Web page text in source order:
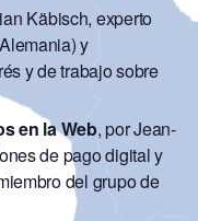
Käbisch, experto
y
y de trabajo sobre
en la Web, por Jean-
de pago digital y
del grupo de